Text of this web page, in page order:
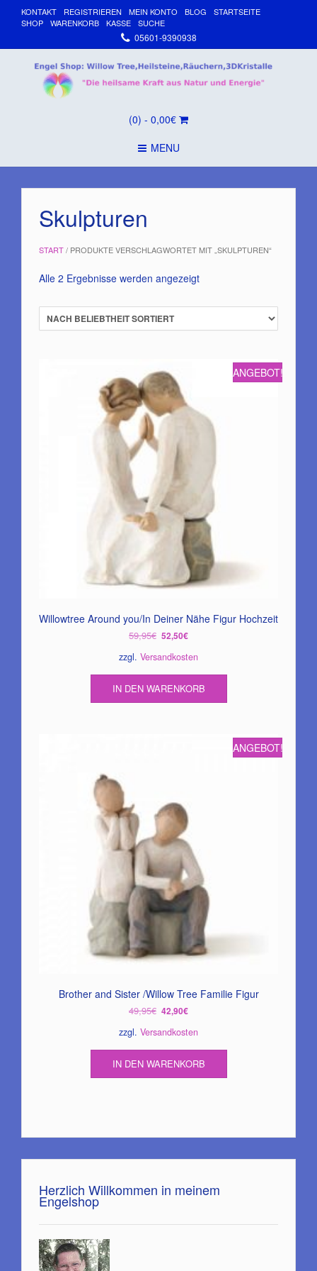
KONTAKT REGISTRIEREN MEIN KONTO BLOG
STARTSEITE
SHOP
WARENKORB KASSE SUCHE
05601-9390938
(0) - 0,00€
MENU
START/ PRODUKTE VERSCHLAGWORTET MIT „SKULPTUREN“
Skulpturen
Alle 2 Ergebnisse werden angezeigtNach
sortiert
ANGEBOT!
Willowtree Around you/In Deiner Nähe Figur Hochzeit
59,95€ Ursprünglicher
war:
59,95€
52,50€Aktueller
ist:
52,50€.
zzgl. Versandkosten
IN DEN WARENKORB
ANGEBOT!
Brother and Sister /Willow Tree Familie Figur
49,95€ Ursprünglicher
war:
49,95€
42,90€Aktueller
ist:
42,90€.
zzgl. Versandkosten
IN DEN WARENKORB
Herzlich Willkommen in meinem
Engelshop